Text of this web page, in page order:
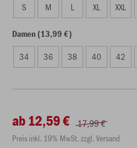
S M L XL XXL
Damen (13,99 €)
34 36 38 40 42
ab 12,59 € 17,99 €
Preis inkl. 19% MwSt. zzgl. Versand